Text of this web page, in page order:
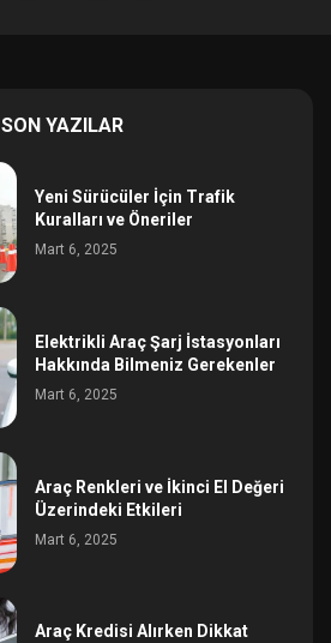
SON YAZILAR
Yeni Sürücüler İçin Trafik
Kuralları ve Öneriler
Mart 6, 2025
Elektrikli Araç Şarj İstasyonları
Hakkında Bilmeniz Gerekenler
Mart 6, 2025
Araç Renkleri ve İkinci El Değeri
Üzerindeki Etkileri
Mart 6, 2025
Araç Kredisi Alırken Dikkat